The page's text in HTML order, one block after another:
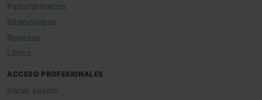
Psicofármacos
Bibliopsiquis
Revistas
Libros
ACCESO PROFESIONALES
Iniciar sesión